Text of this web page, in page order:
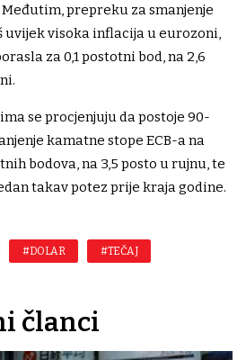
prepreku za smanjenje
uvijek visoka inflacija u eurozoni,
za 0,1 postotni bod, na 2,6
se procjenjuju da postoje 90-
kamatne stope ECB-a na
bodova, na 3,5 posto u rujnu, te
takav potez prije kraja godine.
#DOLAR #TEČAJ
članci